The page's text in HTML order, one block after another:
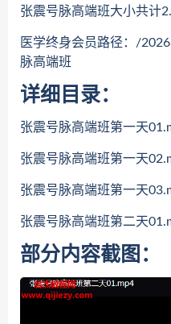
张震号脉高端班大小共计
医学终身会员路径：/
脉高端班
详细目录：
张震号脉高端班第一天
张震号脉高端班第一天
张震号脉高端班第一天
张震号脉高端班第二天
部分内容截图：